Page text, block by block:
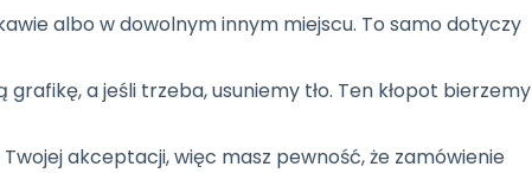
albo w dowolnym innym miejscu. To samo dotyczy
a jeśli trzeba, usuniemy tło. Ten kłopot bierzemy
akceptacji, więc masz pewność, że zamówienie